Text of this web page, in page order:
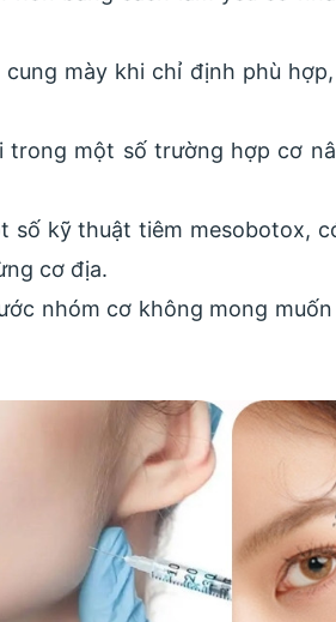
mày khi chỉ định phù
trong một số trường hợp cơ
số kỹ thuật tiêm mesobotox,
cơ địa.
nhóm cơ không mong